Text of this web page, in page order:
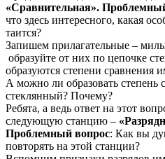
«Сравнительная».
что здесь интересного, какая
таится?
Запишем прилагательные –
образуйте от них по цепочке
образуются степени сравнения
А можно ли образовать степень
стеклянный? Почему?
Ребята, а ведь ответ на этот
следующую станцию –
Проблемный вопрос: Как вы
повторять на этой станции?